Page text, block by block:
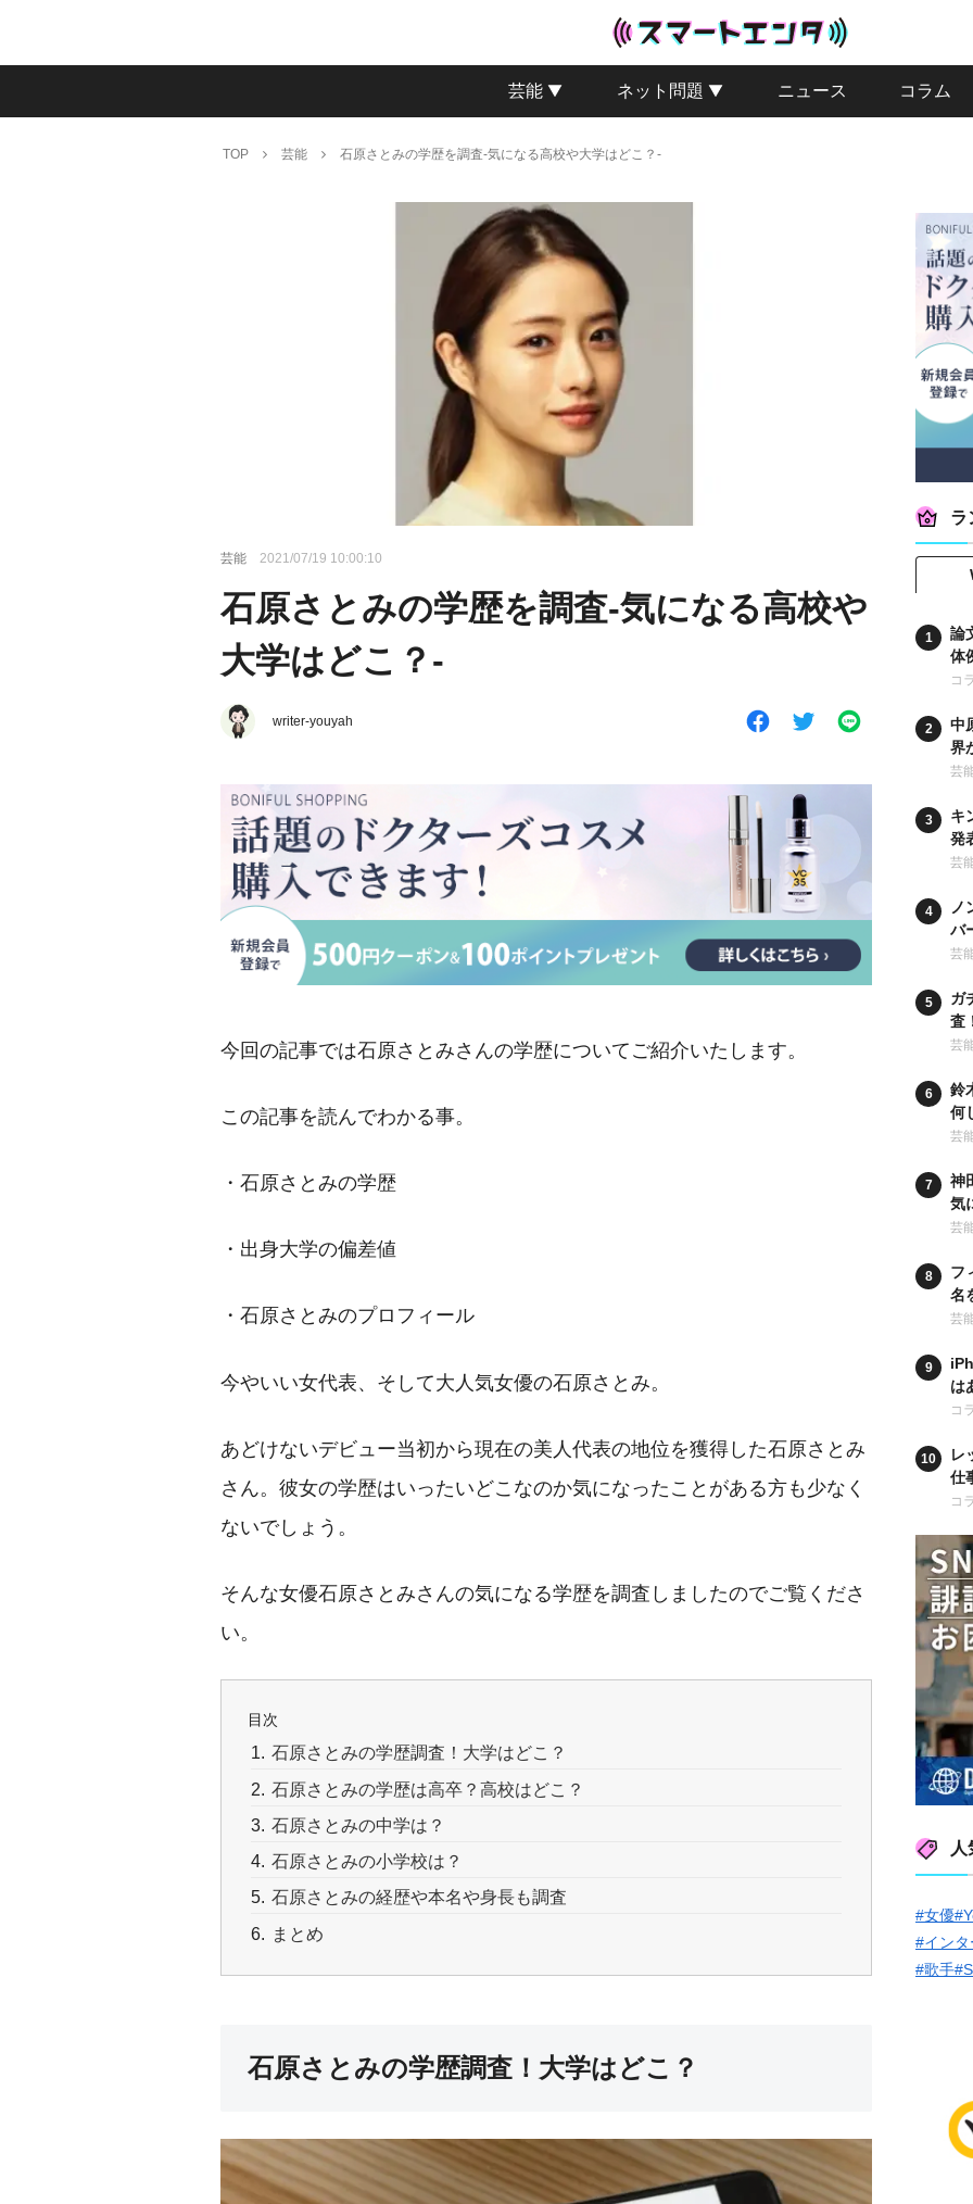
芸能 ネット問題 ニュース コラム
TOP 芸能 石原さとみの学歴を調査-気になる高校や大学はどこ？-
芸能 2021/07/19 10:00:10
石原さとみの学歴を調査-気になる高校や
大学はどこ？-
writer-youyah
今回の記事では石原さとみさんの学歴についてご紹介いたします。
この記事を読んでわかる事。
・石原さとみの学歴
・出身大学の偏差値
・石原さとみのプロフィール
今やいい女代表、そして大人気女優の石原さとみ。
あどけないデビュー当初から現在の美人代表の地位を獲得した石原さとみ
さん。彼女の学歴はいったいどこなのか気になったことがある方も少なく
ないでしょう。
そんな女優石原さとみさんの気になる学歴を調査しましたのでご覧くださ
い。
目次
石原さとみの学歴調査！大学はどこ？
石原さとみの学歴は高卒？高校はどこ？
石原さとみの中学は？
石原さとみの小学校は？
石原さとみの経歴や本名や身長も調査
まとめ
石原さとみの学歴調査！大学はどこ？
ラ
論
体
コ
中
界
時
芸
キ
発
な
芸
ノ
バ
ー
芸
ガ
査
行
芸
鈴
何
の
芸
神
気
卒
芸
フ
名
学
芸
は
ア
コ
レ
仕
も
コ
#女優
#イン
#歌手